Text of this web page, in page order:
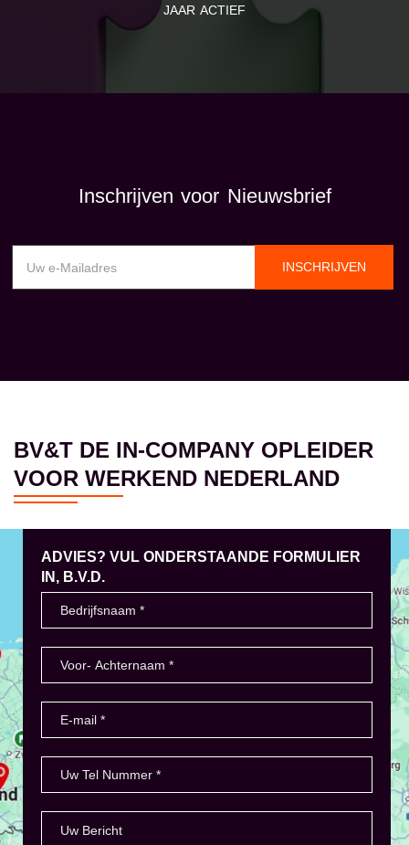
JAAR ACTIEF
Inschrijven voor Nieuwsbrief
INSCHRIJVEN
BV&T DE IN-COMPANY OPLEIDER
VOOR WERKEND NEDERLAND
ADVIES? VUL ONDERSTAANDE FORMULIER
IN, B.V.D.